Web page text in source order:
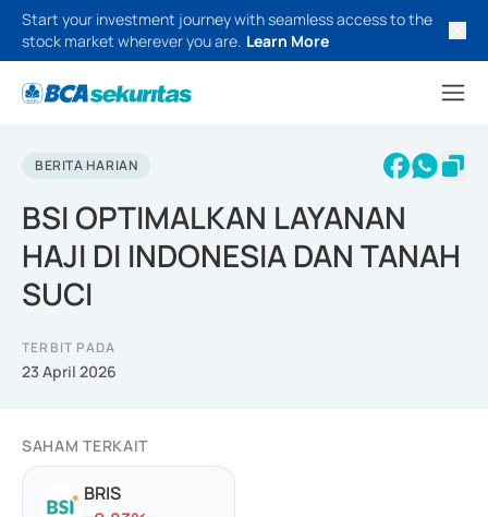
Start your investment journey with seamless access to the
stock market wherever you are. Learn More
BERITA HARIAN
BSI OPTIMALKAN LAYANAN
HAJI DI INDONESIA DAN TANAH
SUCI
TERBIT PADA
23 April 2026
SAHAM TERKAIT
BRIS